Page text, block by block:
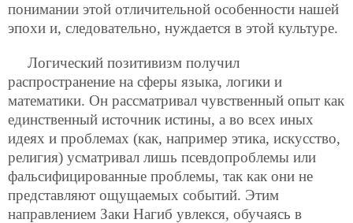
понимании этой отличительной особенности нашей
эпохи и, следовательно, нуждается в этой культуре.
Логический позитивизм получил
распространение на сферы языка, логики и
математики. Он рассматривал чувственный опыт как
единственный источник истины, а во всех иных
идеях и проблемах (как, например этика, искусство,
религия) усматривал лишь псевдопроблемы или
фальсифицированные проблемы, так как они не
представляют ощущаемых событий. Этим
направлением Заки Нагиб увлекся, обучаясь в